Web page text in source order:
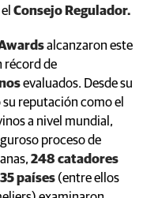
Consejo Regulador.
alcanzaron este
récord de
evaluados. Desde su
reputación como el
a nivel mundial,
proceso de
248 catadores
35 países (entre ellos